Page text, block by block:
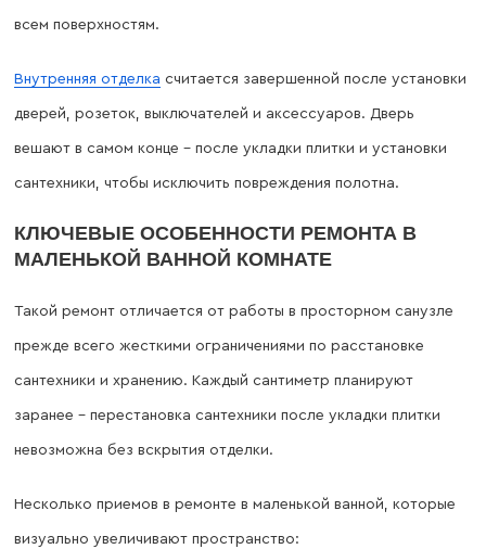
всем поверхностям.
Внутренняя отделка считается завершенной после установки
дверей, розеток, выключателей и аксессуаров. Дверь
вешают в самом конце – после укладки плитки и установки
сантехники, чтобы исключить повреждения полотна.
КЛЮЧЕВЫЕ ОСОБЕННОСТИ РЕМОНТА В
МАЛЕНЬКОЙ ВАННОЙ КОМНАТЕ
Такой ремонт отличается от работы в просторном санузле
прежде всего жесткими ограничениями по расстановке
сантехники и хранению. Каждый сантиметр планируют
заранее – перестановка сантехники после укладки плитки
невозможна без вскрытия отделки.
Несколько приемов в ремонте в маленькой ванной, которые
визуально увеличивают пространство: